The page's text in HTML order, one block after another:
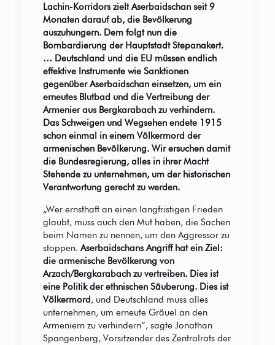
Lachin-Korridors zielt Aserbaidschan seit 9
Monaten darauf ab, die Bevölkerung
auszuhungern. Dem folgt nun die
Bombardierung der Hauptstadt Stepanakert.
… Deutschland und die EU müssen endlich
effektive Instrumente wie Sanktionen
gegenüber Aserbaidschan einsetzen, um ein
erneutes Blutbad und die Vertreibung der
Armenier aus Bergkarabach zu verhindern.
Das Schweigen und Wegsehen endete 1915
schon einmal in einem Völkermord der
armenischen Bevölkerung. Wir ersuchen damit
die Bundesregierung, alles in ihrer Macht
Stehende zu unternehmen, um der historischen
Verantwortung gerecht zu werden.
„Wer ernsthaft an einen langfristigen Frieden
glaubt, muss auch den Mut haben, die Sachen
beim Namen zu nennen, um den Aggressor zu
stoppen.Aserbaidschans Angriff hat ein Ziel:
die armenische Bevölkerung von
Arzach/Bergkarabach zu vertreiben. Dies ist
eine Politik der ethnischen Säuberung. Dies ist
Völkermord, und Deutschland muss alles
unternehmen, um erneute Gräuel an den
Armeniern zu verhindern“, sagte Jonathan
Spangenberg, Vorsitzender des Zentralrats der